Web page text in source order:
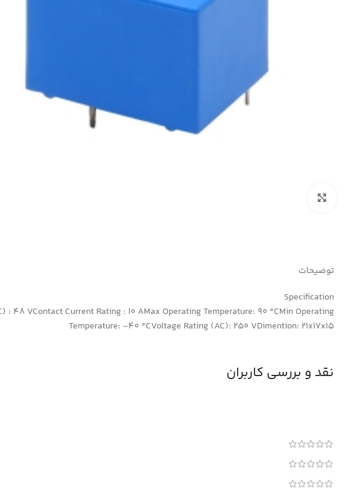
توضیحات
Specification
48 VContact Current Rating : 10 AMax Operating Temperature: 90 °CMin Operating
Temperature: -40 °CVoltage Rating (AC): 250 VDimention: 21x17x15
نقد و بررسی کاربران